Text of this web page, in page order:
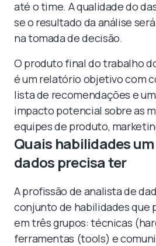
até o time. A qualidade do
se o resultado da análise
na tomada de decisão.
O produto final do trabalho
é um relatório objetivo com
lista de recomendações e
impacto potencial sobre as
equipes de produto,
Quais habilidades
dados precisa ter
A profissão de analista de
conjunto de habilidades que
em três grupos: técnicas
ferramentas (tools) e